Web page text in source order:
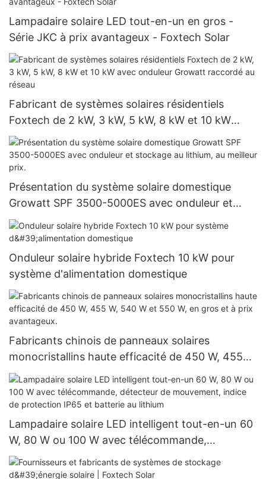
Lampadaire solaire LED tout-en-un en gros -
Série JKC à prix avantageux - Foxtech Solar
Fabricant de systèmes solaires résidentiels
Foxtech de 2 kW, 3 kW, 5 kW, 8 kW et 10 kW
avec onduleur Growatt raccordé au réseau
Présentation du système solaire domestique
Growatt SPF 3500-5000ES avec onduleur et
stockage au lithium, au meilleur prix.
Onduleur solaire hybride Foxtech 10 kW pour
système d'alimentation domestique
Fabricants chinois de panneaux solaires
monocristallins haute efficacité de 450 W, 455
W, 540 W et 550 W, en gros et à prix avantageux.
Lampadaire solaire LED intelligent tout-en-un 60
W, 80 W ou 100 W avec télécommande,
détecteur de mouvement, indice de protection
IP65 et batterie au lithium